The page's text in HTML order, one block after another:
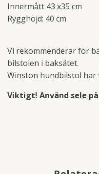
Innermått 43 x35 cm
Rygghöjd: 40 cm
Vi rekommenderar för
bilstolen i baksätet.
Winston hundbilstol har
Viktigt! Använd sele